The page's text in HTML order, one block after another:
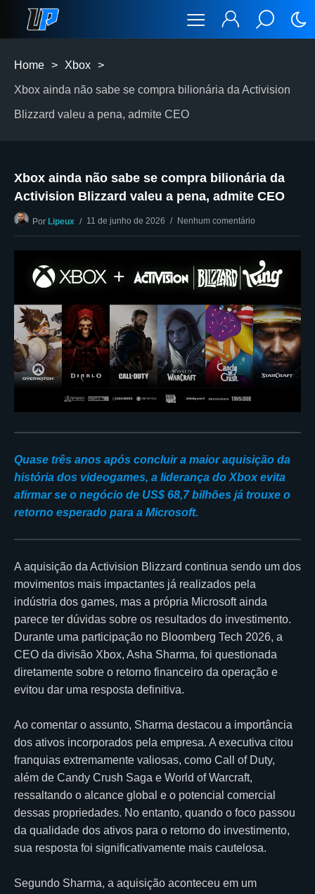
Home > Xbox >
Xbox ainda não sabe se compra bilionária da Activision
Blizzard valeu a pena, admite CEO
Xbox ainda não sabe se compra bilionária da
Activision Blizzard valeu a pena, admite CEO
Por Lipeux 11 de junho de 2026 Nenhum comentário
Quase três anos após concluir a maior aquisição da
história dos videogames, a liderança do Xbox evita
afirmar se o negócio de US$ 68,7 bilhões já trouxe o
retorno esperado para a Microsoft.
A aquisição da Activision Blizzard continua sendo um dos
movimentos mais impactantes já realizados pela
indústria dos games, mas a própria Microsoft ainda
parece ter dúvidas sobre os resultados do investimento.
Durante uma participação no Bloomberg Tech 2026, a
CEO da divisão Xbox, Asha Sharma, foi questionada
diretamente sobre o retorno financeiro da operação e
evitou dar uma resposta definitiva.
Ao comentar o assunto, Sharma destacou a importância
dos ativos incorporados pela empresa. A executiva citou
franquias extremamente valiosas, como Call of Duty,
além de Candy Crush Saga e World of Warcraft,
ressaltando o alcance global e o potencial comercial
dessas propriedades. No entanto, quando o foco passou
da qualidade dos ativos para o retorno do investimento,
sua resposta foi significativamente mais cautelosa.
Segundo Sharma, a aquisição aconteceu em um